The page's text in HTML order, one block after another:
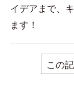
イデアまで、
ます！
この